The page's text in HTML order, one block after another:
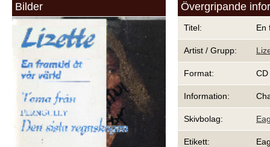
Bilder Övergripande
Titel: En
Artist / Grupp:
Format: CD
Information:
Skivbolag:
Etikett: